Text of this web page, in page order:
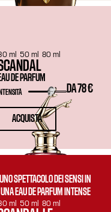
DE PARFUM
DA78 €
INTENSITÀ
ml 50 ml 80 ml
ACQUISTA
UNO SPETTACOLO DEI SENSI IN
UNA EAU DE PARFUM INTENSE
ml 50 ml 80 ml